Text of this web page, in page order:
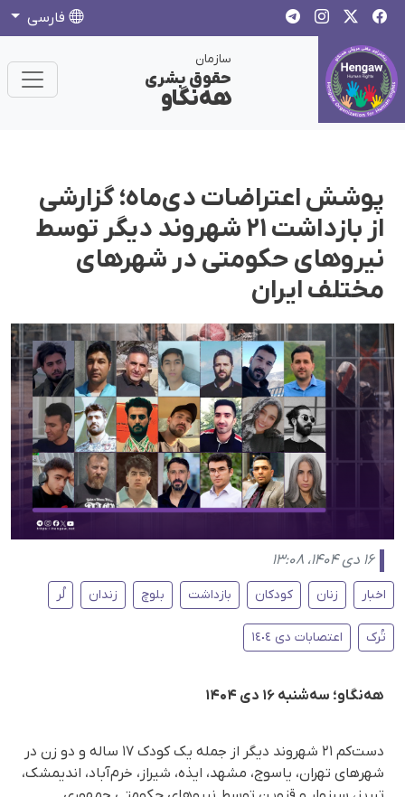
فارسی
سازمان
حقوق بشری
هەنگاو
پوشش اعتراضات دی‌ماه؛ گزارشی
از بازداشت ۲۱ شهروند دیگر توسط
نیروهای حکومتی در شهرهای
مختلف ایران
۱۶ دی ۱۴۰۴، ۱۳:۰۸
اخبار زنان کودکان بازداشت بلوچ زندان لُر
تُرک اعتصابات دی ١٤٠٤
هەنگاو؛ سه‌شنبه ۱۶ دی ۱۴۰۴
دست‌کم ۲۱ شهروند دیگر از جمله یک کودک ۱۷ ساله و دو زن در
شهرهای تهران، یاسوج، مشهد، ایذه، شیراز، خرم‌آباد، اندیمشک،